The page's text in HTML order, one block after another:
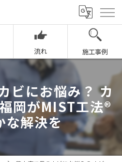
流れ 施工事例
ビにお悩み？ カ
岡がMIST工法®
な解決を